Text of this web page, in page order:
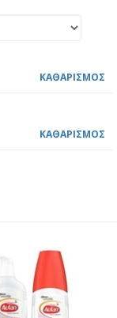
ΚΑΘΑΡΙΣΜΟΣ
ΚΑΘΑΡΙΣΜΟΣ